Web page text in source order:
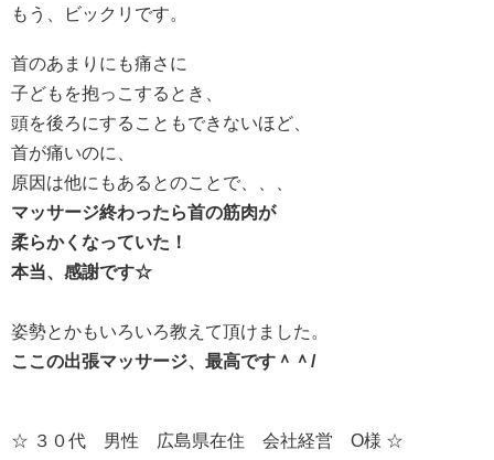
もう、ビックリです。
首のあまりにも痛さに
子どもを抱っこするとき、
頭を後ろにすることもできないほど、
首が痛いのに、
原因は他にもあるとのことで、、、
マッサージ終わったら首の筋肉が
柔らかくなっていた！
本当、感謝です☆
姿勢とかもいろいろ教えて頂けました。
ここの出張マッサージ、最高です＾＾/
☆ ３０代 男性 広島県在住 会社経営 O様 ☆